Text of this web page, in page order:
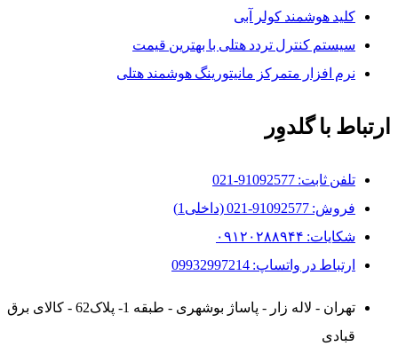
کلید هوشمند کولر آبی
سیستم کنترل تردد هتلی با بهترین قیمت
نرم افزار متمرکز مانیتورینگ هوشمند هتلی
ارتباط با گلدوِر
تلفن ثابت: 91092577-021
فروش: 91092577-021 (داخلی1)
شکایات: ۰۹۱۲۰۲۸۸۹۴۴
ارتباط در واتساپ: 09932997214
تهران - لاله زار - پاساژ بوشهری - طبقه 1- پلاک62 - کالای برق
قبادی